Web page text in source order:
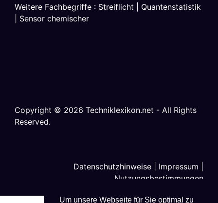
Um unsere Webseite für Sie optimal zu
Weitere Fachbegriffe : Streiflicht
Quantenstatistik
Sensor chemischer
Copyright © 2026 Techniklexikon.net - All Rights
Reserved.
Datenschutzhinweise Impressum
Nutzungsbestimmungen